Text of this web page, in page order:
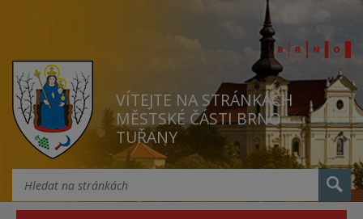
VÍTEJTE NA STRÁNKÁCH
MĚSTSKÉ ČÁSTI BRNO
TUŘANY